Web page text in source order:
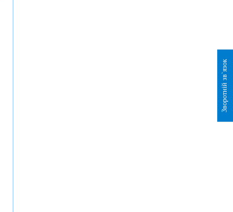
Зворотній зв`язок